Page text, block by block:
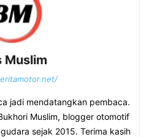
Muslim
jadi mendatangkan pembaca.
Muslim, blogger otomotif
sejak 2015. Terima kasih